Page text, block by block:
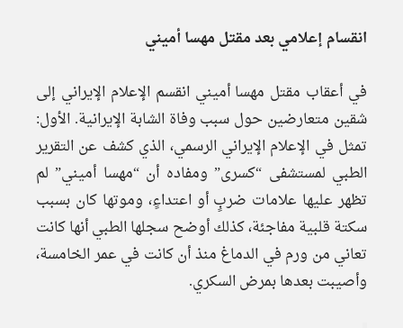
انقسام إعلامي بعد مقتل مهسا أميني
في أعقاب مقتل مهسا أميني انقسم الإعلام الإيراني إلى
شقين متعارضين حول سبب وفاة الشابة الإيرانية. الأول:
تمثل في الإعلام الإيراني الرسمي، الذي كشف عن التقرير
الطبي لمستشفى “كسرى” ومفاده أن “مهسا أميني” لم
تظهر عليها علامات ضربٍ أو اعتداءٍ، وموتها كان بسبب
سكتة قلبية مفاجئة، كذلك أوضح سجلها الطبي أنها كانت
تعاني من ورم في الدماغ منذ أن كانت في عمر الخامسة،
وأصيبت بعدها بمرض السكري.